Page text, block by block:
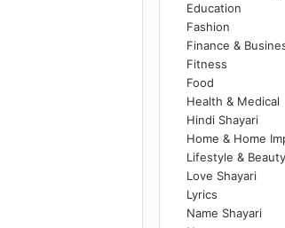
Education
Fashion
Finance &
Fitness
Food
Health & Medical
Hindi Shayari
Home & Home
Lifestyle &
Love Shayari
Lyrics
Name Shayari